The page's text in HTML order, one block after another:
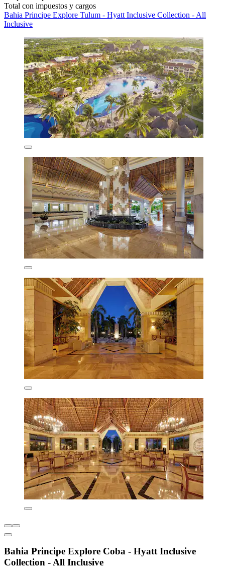
Total con impuestos y cargos
Bahia Principe Explore Tulum - Hyatt Inclusive Collection - All
Inclusive
Bahia Principe Explore Coba - Hyatt Inclusive
Collection - All Inclusive